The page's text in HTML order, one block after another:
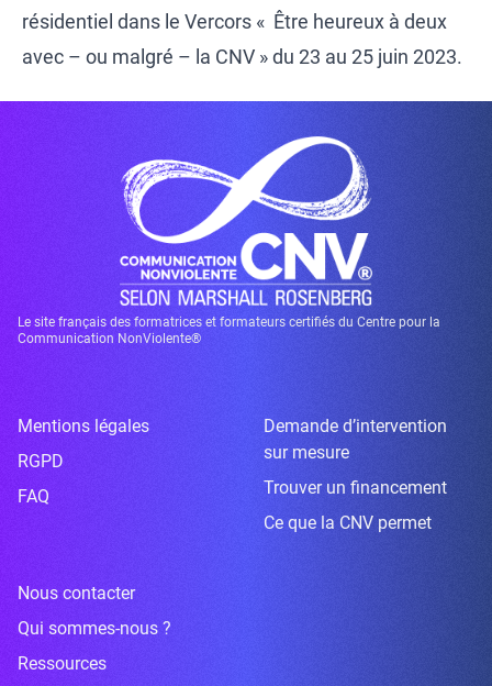
résidentiel dans le Vercors « Être heureux à deux
avec – ou malgré – la CNV » du 23 au 25 juin 2023.
Le site français des formatrices et formateurs certifiés du Centre pour la
Communication NonViolente®
Mentions légales
RGPD
FAQ
Demande d’intervention
sur mesure
Trouver un financement
Ce que la CNV permet
Nous contacter
Qui sommes-nous ?
Ressources